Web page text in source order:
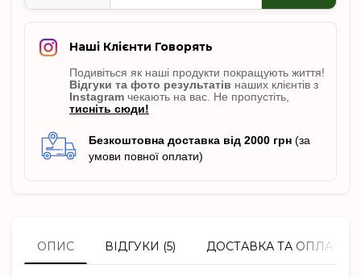
Наші Клієнти Говорять
Подивіться як наші продукти покращують життя!
Відгуки та фото результатів наших клієнтів з
Instagram чекають на вас. Не пропустіть,
тисніть сюди!
Безкоштовна доставка від 2000 грн (за
умови повної оплати)
ОПИС ВІДГУКИ (5) ДОСТАВКА ТА ОПЛАТА